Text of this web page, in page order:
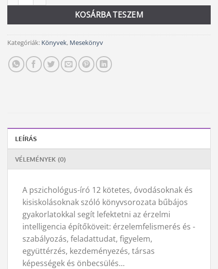
3
490 Ft.
3
200 Ft.
KOSÁRBA TESZEM
Kategóriák: Könyvek, Mesekönyv
LEÍRÁS
VÉLEMÉNYEK (0)
A pszichológus-író 12 kötetes, óvodásoknak és
kisiskolásoknak szóló könyvsorozata bűbájos
gyakorlatokkal segít lefektetni az érzelmi
intelligencia építőköveit: érzelemfelismerés és -
szabályozás, feladattudat, figyelem,
együttérzés, kezdeményezés, társas
képességek és önbecsülés…